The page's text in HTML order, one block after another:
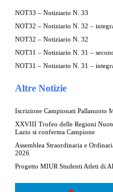
NOT33 – Notiziario N. 33
NOT32 – Notiziario N. 32 –
NOT32 – Notiziario N. 32
NOT31 – Notiziario N. 31 –
NOT31 – Notiziario N. 31 –
Altre Notizie
Iscrizione Campionati Pallanuoto
XXVIII Trofeo delle Regioni
Lazio si conferma Campione
Assemblea Straordinaria e
2026
Progetto MIUR Studenti Atleti di